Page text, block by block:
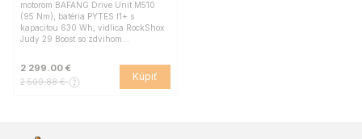
motorom BAFANG Drive Unit M510
(95 Nm), batéria PYTES I1+ s
kapacitou 630 Wh, vidlica RockShox
Judy 29 Boost so zdvihom…
2 299.00 €
2 509.88 € Kúpiť